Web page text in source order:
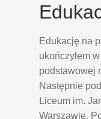
Edukację na
ukończyłem
podstawowej
Następnie
Liceum im.
Warszawie.